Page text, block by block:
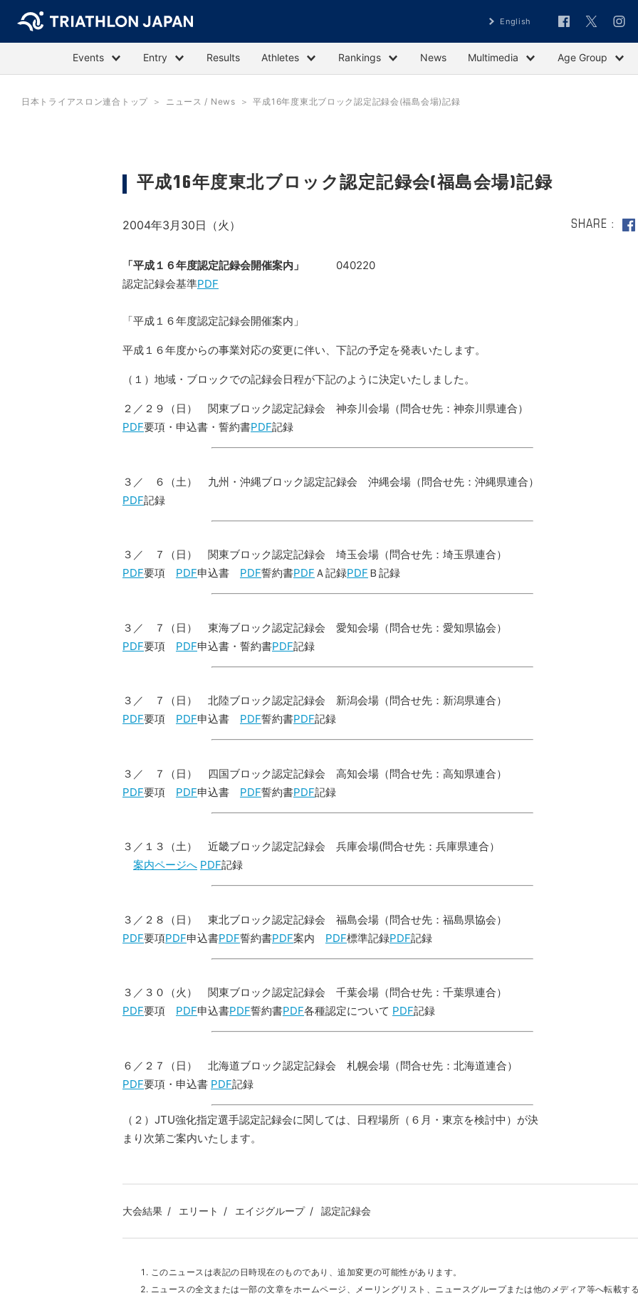
English
Events Entry Results Athletes Rankings News Multimedia Age Group
日本トライアスロン連合トップ ニュース / News 平成16年度東北ブロック認定記録会(福島会場)記録
平成16年度東北ブロック認定記録会(福島会場)記録
2004年3月30日（火） SHARE
「平成１６年度認定記録会開催案内」
040220
認定記録会基準PDF
「平成１６年度認定記録会開催案内」
平成１６年度からの事業対応の変更に伴い、下記の予定を発表いたします。
（１）地域・ブロックでの記録会日程が下記のように決定いたしました。
２／２９（日） 関東ブロック認定記録会 神奈川会場（問合せ先：神奈川県連合）
PDF要項・申込書・誓約書PDF記録
３／ ６（土） 九州・沖縄ブロック認定記録会 沖縄会場（問合せ先：沖縄県連合）
PDF記録
３／ ７（日） 関東ブロック認定記録会 埼玉会場（問合せ先：埼玉県連合）
PDF要項 PDF申込書 PDF誓約書PDF Ａ記録PDF Ｂ記録
３／ ７（日） 東海ブロック認定記録会 愛知会場（問合せ先：愛知県協会）
PDF要項 PDF申込書・誓約書PDF記録
３／ ７（日） 北陸ブロック認定記録会 新潟会場（問合せ先：新潟県連合）
PDF要項 PDF申込書 PDF誓約書PDF記録
３／ ７（日） 四国ブロック認定記録会 高知会場（問合せ先：高知県連合）
PDF要項 PDF申込書 PDF誓約書PDF記録
３／１３（土） 近畿ブロック認定記録会 兵庫会場(問合せ先：兵庫県連合）
案内ページへ PDF記録
３／２８（日） 東北ブロック認定記録会 福島会場（問合せ先：福島県協会）
PDF要項PDF申込書PDF誓約書PDF案内 PDF標準記録PDF記録
３／３０（火） 関東ブロック認定記録会 千葉会場（問合せ先：千葉県連合）
PDF要項 PDF申込書PDF誓約書PDF各種認定について PDF記録
６／２７（日） 北海道ブロック認定記録会 札幌会場（問合せ先：北海道連合）
PDF要項・申込書 PDF記録
（２）JTU強化指定選手認定記録会に関しては、日程場所（６月・東京を検討中）が決
まり次第ご案内いたします。
大会結果 エリート エイジグループ 認定記録会
このニュースは表記の日時現在のものであり、追加変更の可能性があります。
ニュースの全文または一部の文章をホームページ、メーリングリスト、ニュースグループまたは他のメディア等へ転載す